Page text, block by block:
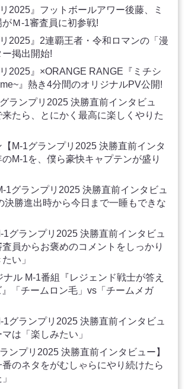
2025』フットボールアワー後藤、ミ
Ｍ-1審査員に初参戦!
リ2025』2連覇王者・令和ロマンの「漫
掲出開始!
リ2025』×ORANGE RANGE『ミチシ
』熱き4分間のオリジナルPV公開!
ランプリ2025 決勝直前インタビュ
たら、とにかく最高に楽しくやりた
M-1グランプリ2025 決勝直前インタ
M-1を、僕ら豪快キャプテンが盛り
1グランプリ2025 決勝直前インタビュ
決勝進出時から今日まで一睡もできな
1グランプリ2025 決勝直前インタビュ
員からお褒めのコメントをしっかり
い」
ル M-1番組『レジェンド戦士が答え
「チームロン毛」vs「チームメガ
1グランプリ2025 決勝直前インタビュ
は「楽しみたい」
ンプリ2025 決勝直前インタビュー】
番のネタをがむしゃらにやり続けたら